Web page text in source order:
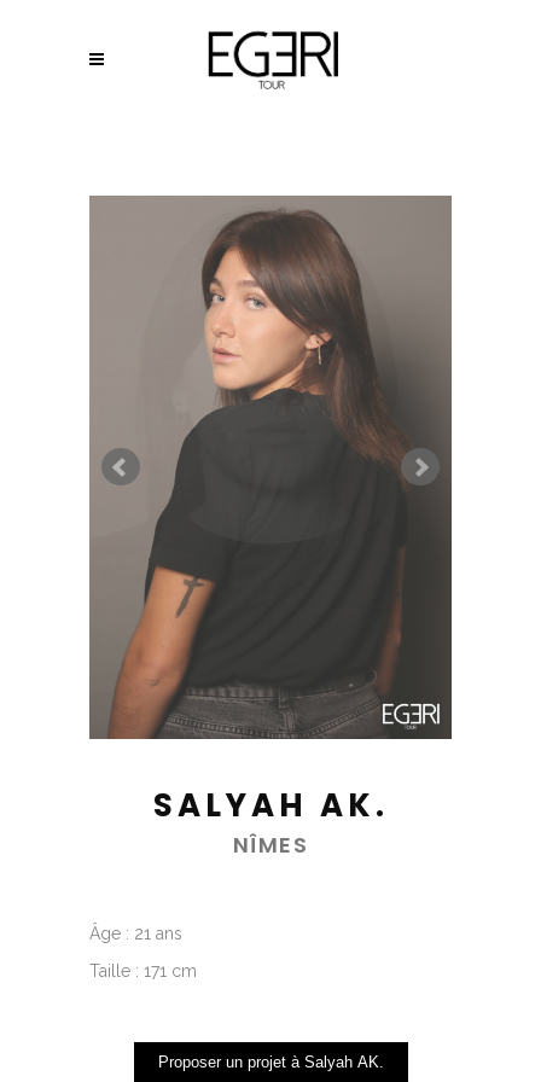
SALYAH AK.
NÎMES
Âge : 21 ans
Taille : 171 cm
Proposer un projet à Salyah AK.